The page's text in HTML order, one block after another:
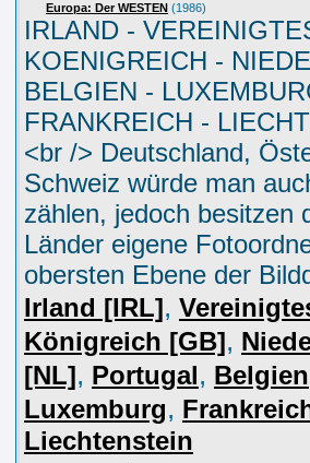
Europa: Der WESTEN (1986)
IRLAND -
KOENIGREICH -
BELGIEN -
FRANKREICH -
<br /> Deutschland,
Schweiz würde man
zählen, jedoch besitzen
Länder eigene
obersten Ebene der
Irland [IRL],
Königreich [GB],
[NL], Portugal, Belgien
Luxemburg,
Liechtenstein